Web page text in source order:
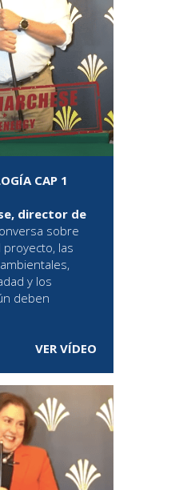
CAP 1
director de
sobre
proyecto, las
y los
deben
VER VÍDEO